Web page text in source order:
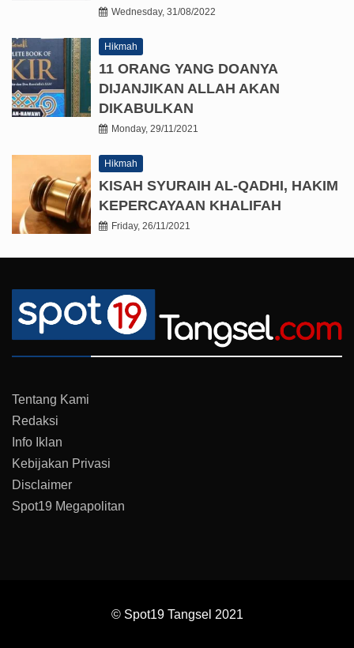
Wednesday, 31/08/2022
Hikmah
11 ORANG YANG DOANYA
DIJANJIKAN ALLAH AKAN
DIKABULKAN
Monday, 29/11/2021
Hikmah
KISAH SYURAIH AL-QADHI, HAKIM
KEPERCAYAAN KHALIFAH
Friday, 26/11/2021
Tentang Kami
Redaksi
Info Iklan
Kebijakan Privasi
Disclaimer
Spot19 Megapolitan
© Spot19 Tangsel 2021